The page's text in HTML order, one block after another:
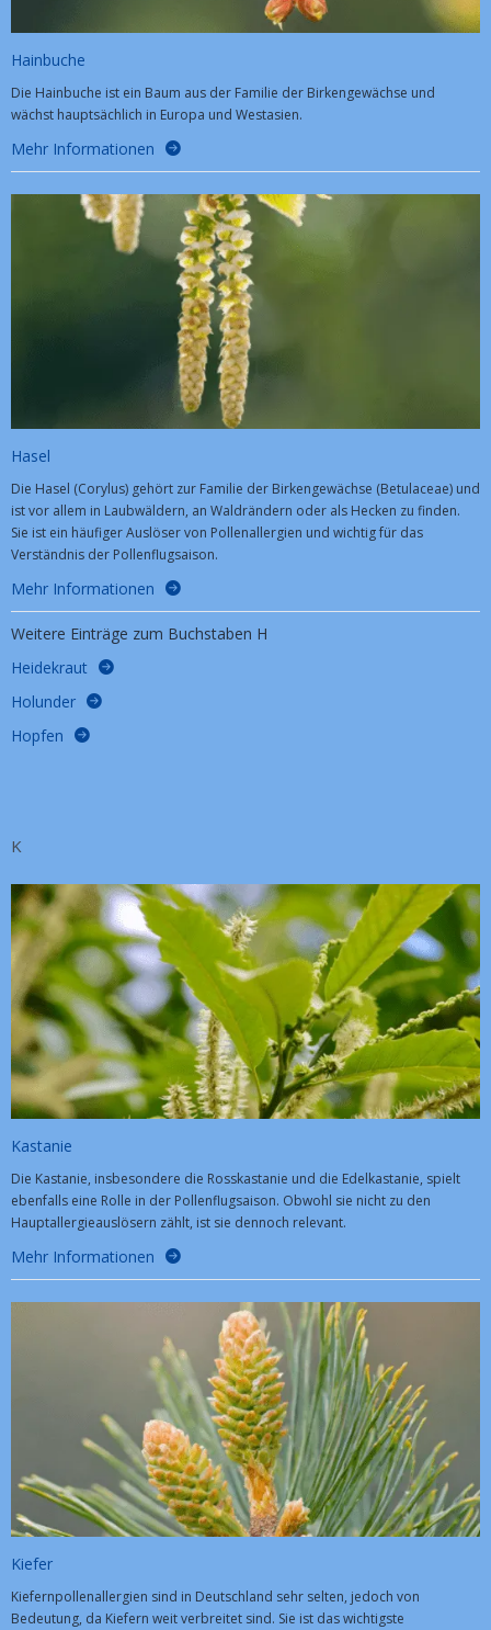
Hainbuche
Die Hainbuche ist ein Baum aus der Familie der Birkengewächse und
wächst hauptsächlich in Europa und Westasien.
Mehr Informationen
Hasel
Die Hasel (Corylus) gehört zur Familie der Birkengewächse (Betulaceae) und
ist vor allem in Laubwäldern, an Waldrändern oder als Hecken zu finden.
Sie ist ein häufiger Auslöser von Pollenallergien und wichtig für das
Verständnis der Pollenflugsaison.
Mehr Informationen
Weitere Einträge zum Buchstaben H
Heidekraut
Holunder
Hopfen
K
Kastanie
Die Kastanie, insbesondere die Rosskastanie und die Edelkastanie, spielt
ebenfalls eine Rolle in der Pollenflugsaison. Obwohl sie nicht zu den
Hauptallergieauslösern zählt, ist sie dennoch relevant.
Mehr Informationen
Kiefer
Kiefernpollenallergien sind in Deutschland sehr selten, jedoch von
Bedeutung, da Kiefern weit verbreitet sind. Sie ist das wichtigste